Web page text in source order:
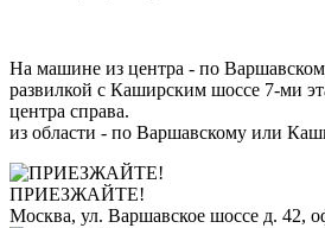
На машине из центра - по
развилкой с Каширским шоссе 7-ми
центра справа.
из области - по Варшавскому или
ПРИЕЗЖАЙТЕ!
Москва, ул. Варшавское шоссе д. 42,